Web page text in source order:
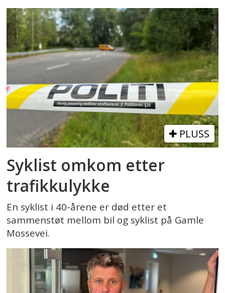
PLUSS
Syklist omkom etter
trafikkulykke
En syklist i 40-årene er død etter et
sammenstøt mellom bil og syklist på Gamle
Mossevei.